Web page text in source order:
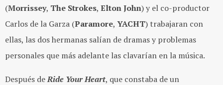
(Morrissey, The Strokes, Elton John) y el co-productor
Carlos de la Garza (Paramore, YACHT) trabajaran con
ellas, las dos hermanas salían de dramas y problemas
personales que más adelante las clavarían en la música.
Después deRide Your Heart, que constaba de un